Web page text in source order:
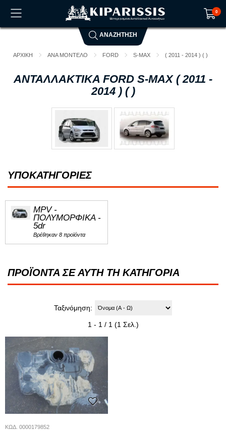
0
Το καλάθι αγορών είναι άδειο!
ΑΝΑΖΗΤΗΣΗ
ΑΡΧΙΚΗ ΑΝΑ ΜΟΝΤΕΛΟ FORD S-MAX ( 2011 - 2014 ) ( )
ΑΝΤΑΛΛΑΚΤΙΚΑ FORD S-MAX ( 2011 -
2014 ) ( )
ΥΠΟΚΑΤΗΓΟΡΙΕΣ
MPV -
ΠΟΛΥΜΟΡΦΙΚΑ -
5dr
Βρέθηκαν 8 προϊόντα
ΠΡΟΪΟΝΤΑ ΣΕ ΑΥΤΗ ΤΗ ΚΑΤΗΓΟΡΙΑ
Ταξινόμηση:
1 - 1 / 1 (1 Σελ.)
ΚΩΔ. 0000179852